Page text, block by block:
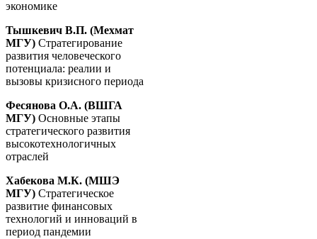
экономике
Тышкевич В.П. (Мехмат
МГУ) Стратегирование
развития человеческого
потенциала: реалии и
вызовы кризисного периода
Фесянова О.А. (ВШГА
МГУ) Основные этапы
стратегического развития
высокотехнологичных
отраслей
Хабекова М.К. (МШЭ
МГУ) Стратегическое
развитие финансовых
технологий и инноваций в
период пандемии